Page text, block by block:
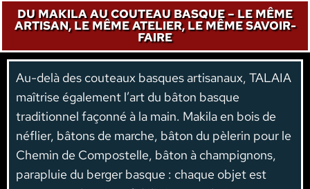
DU MAKILA AU COUTEAU BASQUE – LE MÊME
ARTISAN, LE MÊME ATELIER, LE MÊME SAVOIR-
FAIRE
Au-delà des couteaux basques artisanaux, TALAIA
maîtrise également l’art du bâton basque
traditionnel façonné à la main. Makila en bois de
néflier, bâtons de marche, bâton du pèlerin pour le
Chemin de Compostelle, bâton à champignons,
parapluie du berger basque : chaque objet est